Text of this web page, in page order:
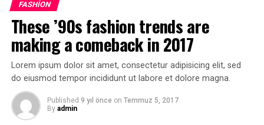
FASHION
These ’90s fashion trends are
making a comeback in 2017
Lorem ipsum dolor sit amet, consectetur adipisicing elit, sed
do eiusmod tempor incididunt ut labore et dolore magna.
Published 9 yıl önce on Temmuz 5, 2017
By admin